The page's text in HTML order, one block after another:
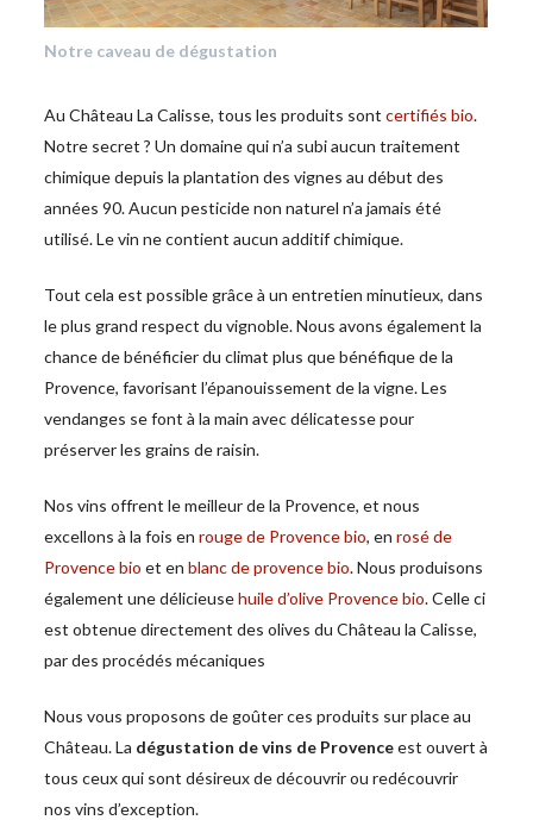
Notre caveau de dégustation
Au Château La Calisse, tous les produits sontcertifiés bio.
Notre secret ? Un domaine qui n’a subi aucun traitement
chimique depuis la plantation des vignes au début des
années 90. Aucun pesticide non naturel n’a jamais été
utilisé. Le vin ne contient aucun additif chimique.
Tout cela est possible grâce à un entretien minutieux, dans
le plus grand respect du vignoble. Nous avons également la
chance de bénéficier du climat plus que bénéfique de la
Provence, favorisant l’épanouissement de la vigne. Les
vendanges se font à la main avec délicatesse pour
préserver les grains de raisin.
Nos vins offrent le meilleur de la Provence, et nous
excellons à la fois enrouge de Provence bio, enrosé de
Provence bio et enblanc de provence bio. Nous produisons
également une délicieusehuile d’olive Provence bio. Celle ci
est obtenue directement des olives du Château la Calisse,
par des procédés mécaniques
Nous vous proposons de goûter ces produits sur place au
Château. La dégustation de vins de Provenceest ouvert à
tous ceux qui sont désireux de découvrir ou redécouvrir
nos vins d’exception.